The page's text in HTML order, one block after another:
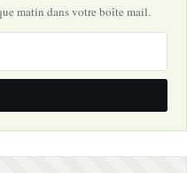
matin dans votre boîte mail.